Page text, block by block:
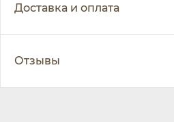
Доставка и оплата
Отзывы